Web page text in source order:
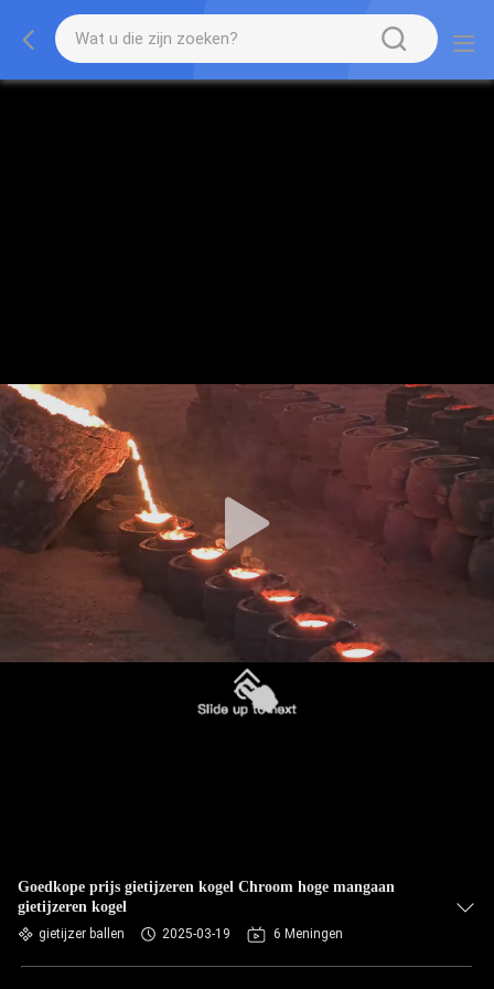
Goedkope prijs gietijzeren kogel Chroom hoge mangaan
gietijzeren kogel
gietijzer ballen 2025-03-19 6 Meningen